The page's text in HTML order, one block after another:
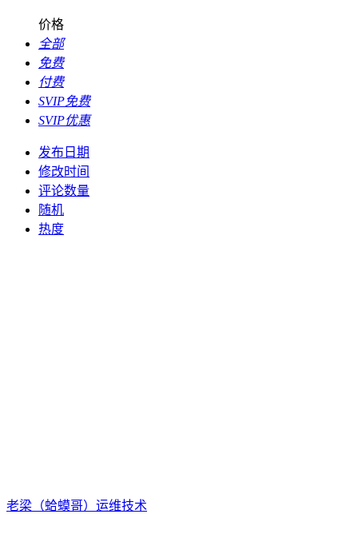
价格
全部
免费
付费
SVIP免费
SVIP优惠
发布日期
修改时间
评论数量
随机
热度
老梁（蛤蟆哥） 运维技术